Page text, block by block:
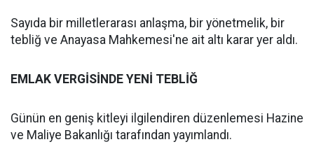
Sayıda bir milletlerarası anlaşma, bir yönetmelik, bir
tebliğ ve Anayasa Mahkemesi'ne ait altı karar yer aldı.
EMLAK VERGİSİNDE YENİ TEBLİĞ
Günün en geniş kitleyi ilgilendiren düzenlemesi Hazine
ve Maliye Bakanlığı tarafından yayımlandı.